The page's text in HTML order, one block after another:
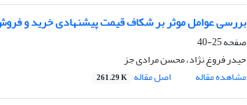
بررسی عوامل موثر بر شکاف قیمت پیشنهادی خرید و
صفحه25-40
حیدر فروغ نژاد، محسن مرادی جز
مشاهده مقاله
اصل مقاله 261.29 K